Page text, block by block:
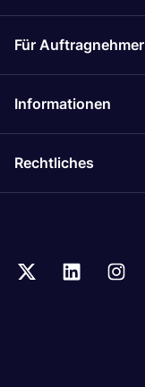
Für Auftragnehmer
Informationen
Rechtliches